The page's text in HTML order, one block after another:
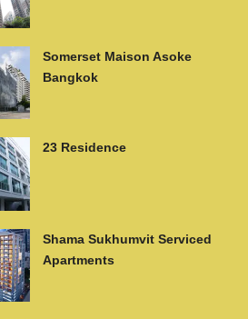
Somerset Maison Asoke
Bangkok
23 Residence
Shama Sukhumvit Serviced
Apartments